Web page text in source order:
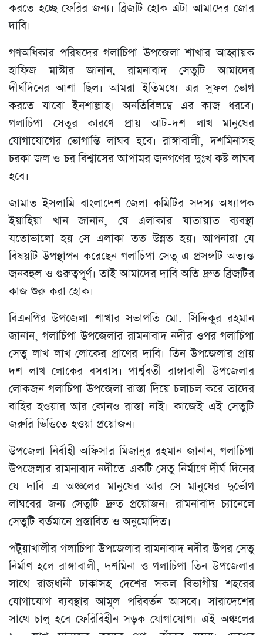
করতে হচ্ছে ফেরির জন্য। ব্রিজটি হোক এটা আমাদের জোর
দাবি।
গণঅধিকার পরিষদের গলাচিপা উপজেলা শাখার আহ্বায়ক
হাফিজ মাস্টার জানান, রামনাবাদ সেতুটি আমাদের
দীর্ঘদিনের আশা ছিল। আমরা ইতিমধ্যে এর সুফল ভোগ
করতে যাবো ইনশাল্লাহ। অনতিবিলম্বে এর কাজ ধরবে।
গলাচিপা সেতুর কারণে প্রায় আট-দশ লাখ মানুষের
যোগাযোগের ভোগান্তি লাঘব হবে। রাঙ্গাবালী, দশমিনাসহ
চরকা জল ও চর বিশ্বাসের আপামর জনগণের দুঃখ কষ্ট লাঘব
হবে।
জামাত ইসলামি বাংলাদেশ জেলা কমিটির সদস্য অধ্যাপক
ইয়াহিয়া খান জানান, যে এলাকার যাতায়াত ব্যবস্থা
যতোভালো হয় সে এলাকা তত উন্নত হয়। আপনারা যে
বিষয়টি উপস্থাপন করেছেন গলাচিপা সেতু এ প্রসঙ্গটি অত্যন্ত
জনবহুল ও গুরুত্বপূর্ণ। তাই আমাদের দাবি অতি দ্রুত ব্রিজটির
কাজ শুরু করা হোক।
বিএনপির উপজেলা শাখার সভাপতি মো. সিদ্দিকুর রহমান
জানান, গলাচিপা উপজেলার রামনাবাদ নদীর ওপর গলাচিপা
সেতু লাখ লাখ লোকের প্রাণের দাবি। তিন উপজেলার প্রায়
দশ লাখ লোকের বসবাস। পার্শ্ববর্তী রাঙ্গাবালী উপজেলার
লোকজন গলাচিপা উপজেলা রাস্তা দিয়ে চলাচল করে তাদের
বাহির হওয়ার আর কোনও রাস্তা নাই। কাজেই এই সেতুটি
জরুরি ভিত্তিতে হওয়া প্রয়োজন।
উপজেলা নির্বাহী অফিসার মিজানুর রহমান জানান, গলাচিপা
উপজেলার রামনাবাদ নদীতে একটি সেতু নির্মাণে দীর্ঘ দিনের
যে দাবি এ অঞ্চলের মানুষের আর সে মানুষের দুর্ভোগ
লাঘবের জন্য সেতুটি দ্রুত প্রয়োজন। রামনাবাদ চ্যানেলে
সেতুটি বর্তমানে প্রস্তাবিত ও অনুমোদিত।
পটুয়াখালীর গলাচিপা উপজেলার রামনাবাদ নদীর উপর সেতু
নির্মাণ হলে রাঙ্গাবালী, দশমিনা ও গলাচিপা তিন উপজেলার
সাথে রাজধানী ঢাকাসহ দেশের সকল বিভাগীয় শহরের
যোগাযোগ ব্যবস্থার আমূল পরিবর্তন আসবে। সারাদেশের
সাথে চালু হবে ফেরিবিহীন সড়ক যোগাযোগ। এই অঞ্চলের